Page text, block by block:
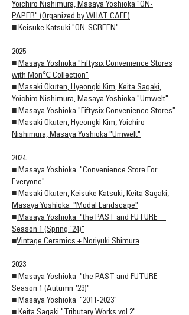
Yoichiro Nishimura, Masaya Yoshioka "ON-
PAPER" (Organized by WHAT CAFE)
■ Keisuke Katsuki "ON-SCREEN"
2025
■ Masaya Yoshioka "Fiftysix Convenience Stores
with Mon℃ Collection"
■ Masaki Okuten, Hyeongki Kim, Keita Sagaki,
Yoichiro Nishimura, Masaya Yoshioka "Umwelt"
■ Masaya Yoshioka "Fiftysix Convenience Stores"
■ Masaki Okuten, Hyeongki Kim, Yoichiro
Nishimura, Masaya Yoshioka "Umwelt"
2024
■ Masaya Yoshioka "Convenience Store For
Everyone"
■ Masaki Okuten, Keisuke Katsuki, Keita Sagaki,
Masaya Yoshioka "Modal Landscape"
■ Masaya Yoshioka "the PAST and FUTURE
Season 1 (Spring '24)"
■Vintage Ceramics + Noriyuki Shimura
2023
■ Masaya Yoshioka "the PAST and FUTURE
Season 1 (Autumn '23)"
■ Masaya Yoshioka "2011-2023"
■ Keita Sagaki "Tributary Works vol.2"